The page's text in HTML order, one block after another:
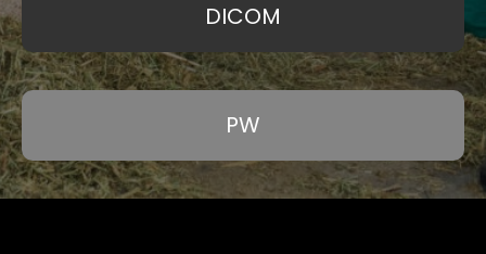
DICOM
PW